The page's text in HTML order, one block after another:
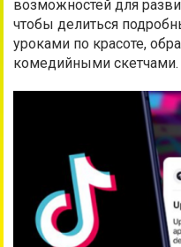
возможностей для
чтобы делиться
уроками по красоте,
комедийными скетчами.